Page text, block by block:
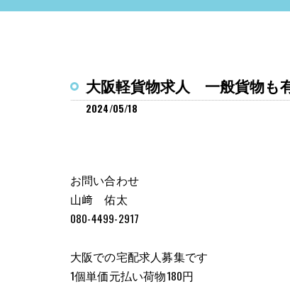
大阪軽貨物求人 一般貨物も
2024/05/18
お問い合わせ
山﨑 佑太
080-4499-2917
大阪での宅配求人募集です
1個単価元払い荷物180円